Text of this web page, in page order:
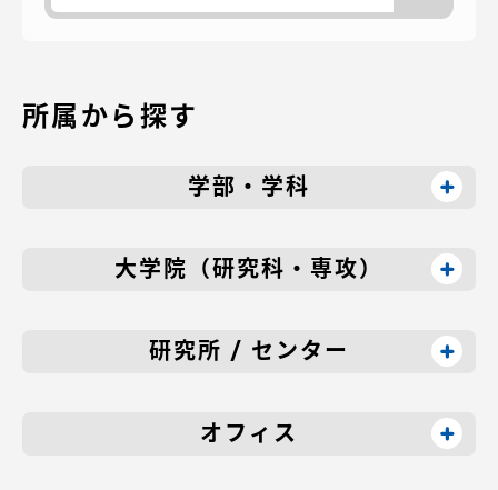
所属から探す
学部・学科
大学院（研究科・専攻）
研究所 / センター
オフィス